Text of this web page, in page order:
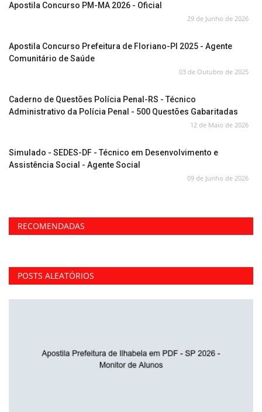
Apostila Concurso PM-MA 2026 - Oficial
29 de Junho de 2026
Apostila Concurso Prefeitura de Floriano-PI 2025 - Agente
Comunitário de Saúde
03 de Outubro de 2025
Caderno de Questões Polícia Penal-RS - Técnico
Administrativo da Polícia Penal - 500 Questões Gabaritadas
12 de Maio de 2026
Simulado - SEDES-DF - Técnico em Desenvolvimento e
Assistência Social - Agente Social
09 de Junho de 2026
RECOMENDADAS
POSTS ALEATÓRIOS